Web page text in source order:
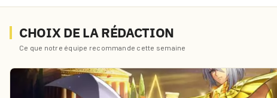
CHOIX DE LA RÉDACTION
Ce que notre équipe recommande cette semaine